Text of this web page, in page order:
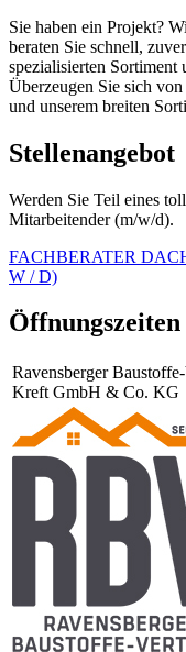
Sie haben ein Projekt?
beraten Sie schnell,
spezialisierten Sortiment
Überzeugen Sie sich
und unserem breiten
Stellenangebot
Werden Sie Teil eines
Mitarbeitender (m/w/d).
FACHBERATER
W / D)
Ravensberger
Kreft GmbH & Co. KG